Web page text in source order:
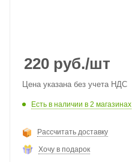
220 руб./шт
Цена указана без учета НДС
Есть в наличии в 2 магазинах
Рассчитать доставку
Хочу в подарок